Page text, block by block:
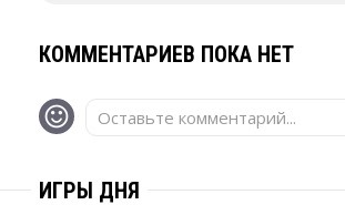
КОММЕНТАРИЕВ ПОКА НЕТ
Оставьте комментарий...
ИГРЫ ДНЯ